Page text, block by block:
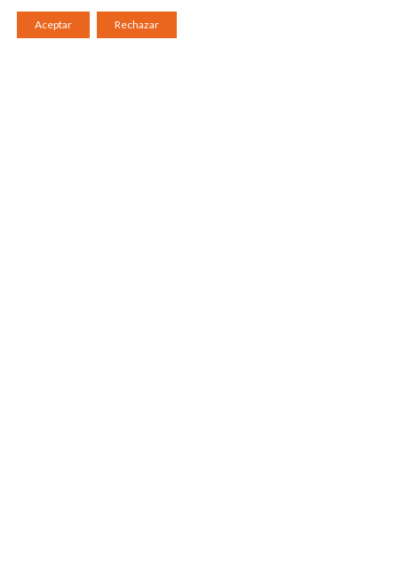
Aceptar Rechazar